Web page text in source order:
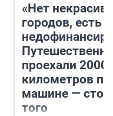
«Нет
городов, есть
проехали 2000
километров по
машине —
того